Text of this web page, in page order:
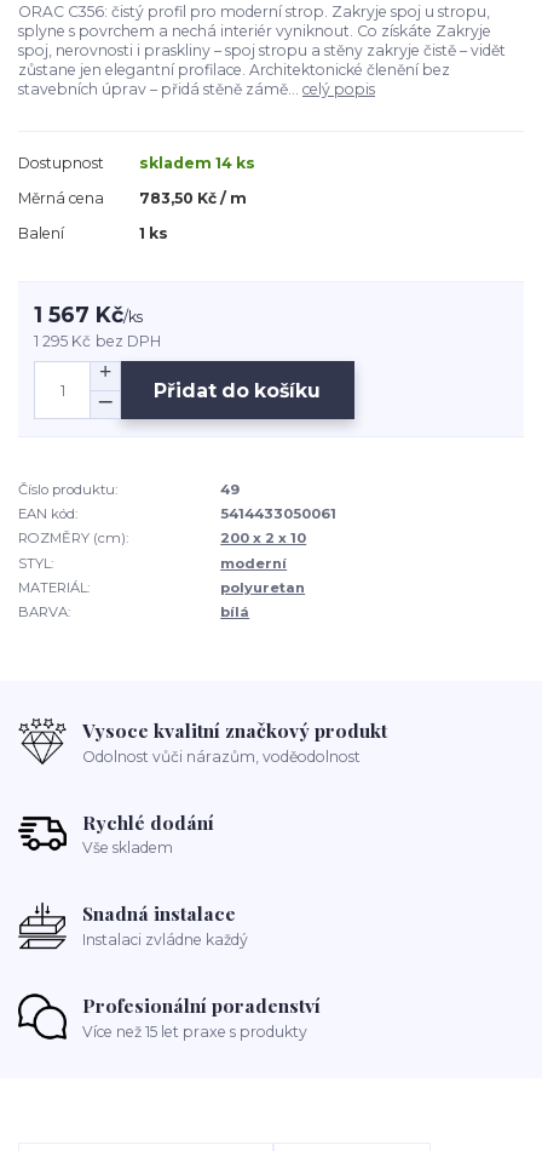
ORAC C356: čistý profil pro moderní strop. Zakryje spoj u stropu,
splyne s povrchem a nechá interiér vyniknout. Co získáte Zakryje
spoj, nerovnosti i praskliny – spoj stropu a stěny zakryje čistě – vidět
zůstane jen elegantní profilace. Architektonické členění bez
stavebních úprav – přidá stěně zámě... celý popis
Dostupnost
skladem 14 ks
Měrná cena
783,50 Kč / m
Balení
1 ks
1 567 Kč/ks
1 295 Kč bez DPH
Přidat do košíku
Číslo produktu:
49
EAN kód:
5414433050061
ROZMĚRY (cm):
200 x 2 x 10
STYL:
moderní
MATERIÁL:
polyuretan
BARVA:
bílá
Vysoce kvalitní značkový produkt
Odolnost vůči nárazům, voděodolnost
Rychlé dodání
Vše skladem
Snadná instalace
Instalaci zvládne každý
Profesionální poradenství
Více než 15 let praxe s produkty